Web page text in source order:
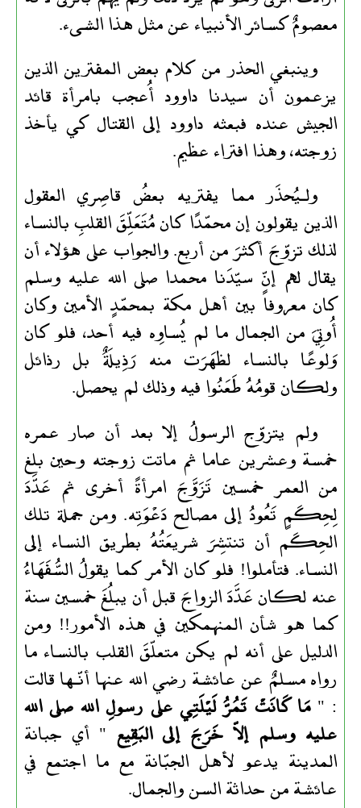
معصومٌ كسائر الأنبياء عن مثل هذا الشىء.
وينبغي الحذر من كلام بعض المفترين الذين
يزعمون أن سيدنا داوود أُعجب بامرأة قائد
الجيش عنده فبعثه داوود إلى القتال كي يأخذ
زوجته، وهذا افتراء عظيم.
ولـيُحذَر مما يفتريه بعضُ قاصِري العقول
الذين يقولون إن محمّدًا كان مُتَعَلِّقَ القلبِ بالنساء
لذلك تزوّجَ أكثرَ من أربع. والجواب على هؤلاء أن
يقال لهم إنّ سيّدَنا محمدا صلى الله عليه وسلم
كان معروفاً بين أهل مكة بمحمّدٍ الأمين وكان
أُوتِيَ من الجمال ما لم يُساوِه فيه أحد، فلو كان
وَلوعًا بالنساء لظهَرَت منه رَذِيلَةٌ بل رذائل
ولكان قومُهُ طَعَنُوا فيه وذلك لم يحصل.
ولم يتزوّج الرسولُ إلا بعد أن صار عمره
خمسة وعشرين عاما ثم ماتت زوجته وحين بلغ
من العمر خمسين تَزَوَّجَ امرأةً أخرى ثم عَدَّدَ
لِحِكَمٍ تَعُودُ إلى مصالح دَعْوَتِه. ومن جملة تلك
الحِكَم أن تنتشِرَ شريعَتُهُ بطريق النساء إلى
النساء. فتأملوا! فلو كان الأمر كما يقولُ السُّفَهَاءُ
عنه لكان عَدَّدَ الزواجَ قبل أن يبلُغَ خمسين سنة
كما هو شأن المنهمكين في هذه الأمور!! ومن
الدليل على أنه لم يكن متعلّقَ القلب بالنساء ما
رواه مسلمٌ عن عائشة رضي الله عنها أنّـها قالت
: "مَا كَانَتْ تَمُرُّ لَيْلَتِي على رسولِ الله صلى الله
عليه وسلم إلاّ خَرَجَ إلى البَقِيع" أي جبانة
المدينة يدعو لأهل الجبّانة مع ما اجتمع في
عائشة من حداثة السن والجمال.